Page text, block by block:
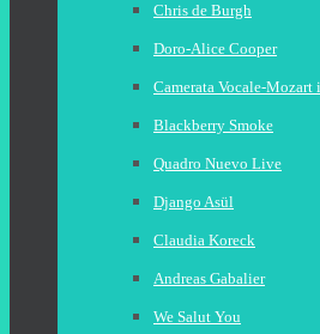
Chris de Burgh
Doro-Alice Cooper
Camerata Vocale-Mozart
Blackberry Smoke
Quadro Nuevo Live
Django Asül
Claudia Koreck
Andreas Gabalier
We Salut You